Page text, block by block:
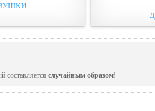
составляется случайным образом!